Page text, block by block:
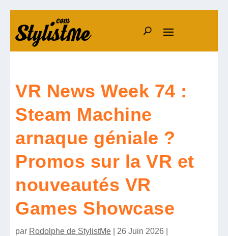
VR News Week 74 :
Steam Machine
arnaque géniale ?
Promos sur la VR et
nouveautés VR
Games Showcase
par Rodolphe de StylistMe 26 Juin 2026